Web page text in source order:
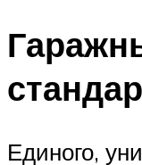
Единого,